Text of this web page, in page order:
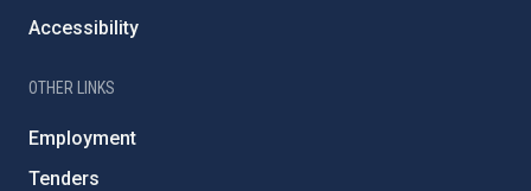
Accessibility
OTHER LINKS
Employment
Tenders